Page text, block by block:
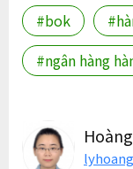
#bok
#ngân hàng